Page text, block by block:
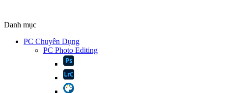
Danh mục
PC Chuyên Dụng
PC Photo Editing